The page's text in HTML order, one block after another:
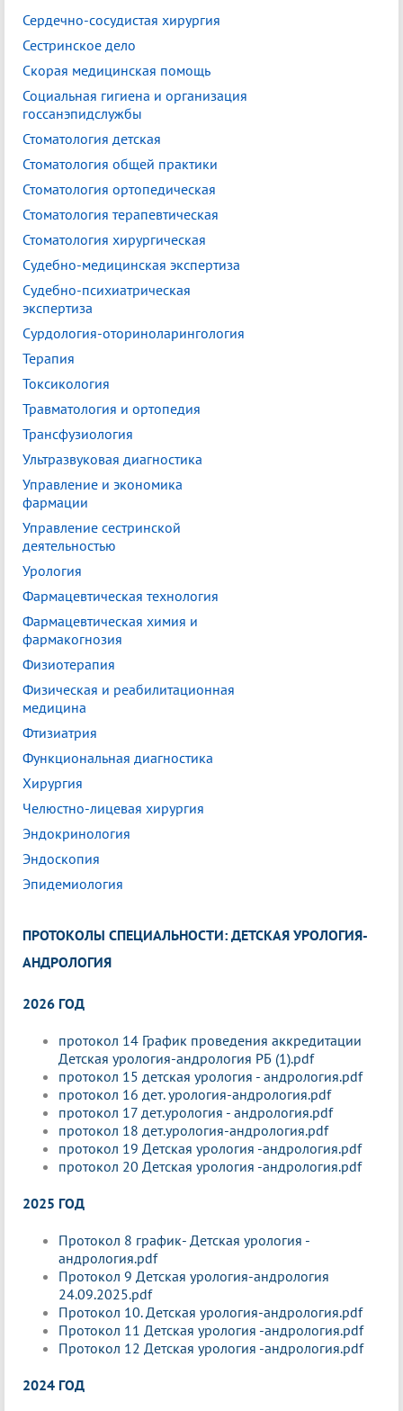
Сердечно-сосудистая хирургия
Сестринское дело
Скорая медицинская помощь
Социальная гигиена и организация
госсанэпидслужбы
Стоматология детская
Стоматология общей практики
Стоматология ортопедическая
Стоматология терапевтическая
Стоматология хирургическая
Судебно-медицинская экспертиза
Судебно-психиатрическая
экспертиза
Сурдология-оториноларингология
Терапия
Токсикология
Травматология и ортопедия
Трансфузиология
Ультразвуковая диагностика
Управление и экономика
фармации
Управление сестринской
деятельностью
Урология
Фармацевтическая технология
Фармацевтическая химия и
фармакогнозия
Физиотерапия
Физическая и реабилитационная
медицина
Фтизиатрия
Функциональная диагностика
Хирургия
Челюстно-лицевая хирургия
Эндокринология
Эндоскопия
Эпидемиология
ПРОТОКОЛЫ СПЕЦИАЛЬНОСТИ: ДЕТСКАЯ УРОЛОГИЯ-
АНДРОЛОГИЯ
2026 ГОД
протокол 14 График проведения аккредитации
Детская урология-андрология РБ (1).pdf
протокол 15 детская урология - андрология.pdf
протокол 16 дет. урология-андрология.pdf
протокол 17 дет.урология - андрология.pdf
протокол 18 дет.урология-андрология.pdf
протокол 19 Детская урология -андрология.pdf
протокол 20 Детская урология -андрология.pdf
2025 ГОД
Протокол 8 график- Детская урология -
андрология.pdf
Протокол 9 Детская урология-андрология
24.09.2025.pdf
Протокол 10. Детская урология-андрология.pdf
Протокол 11 Детская урология -андрология.pdf
Протокол 12 Детская урология -андрология.pdf
2024 ГОД